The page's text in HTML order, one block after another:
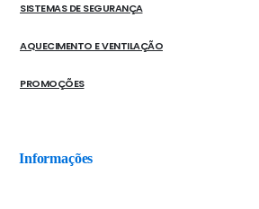
SISTEMAS DE SEGURANÇA
AQUECIMENTO E VENTILAÇÃO
PROMOÇÕES
Informações